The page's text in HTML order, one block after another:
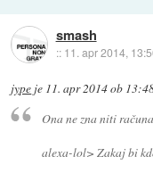
smash
:: 11. apr 2014,
jype je 11. apr 2014 ob
Ona ne zna niti
alexa-lol> Zakaj bi